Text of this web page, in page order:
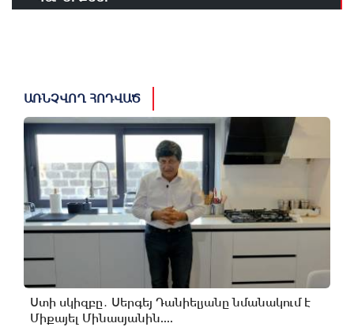
ԱՌՆՉՎՈՂ ՀՈԴՎԱԾ
Ստի սկիզբը․ Սերգեյ Դանիելյանը նմանակում է
Միքայել Մինասյանին....